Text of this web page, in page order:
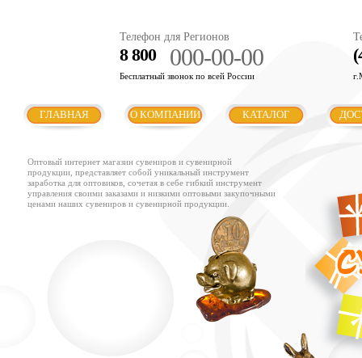
Телефон для Регионов
8 800 000-00-00
Бесплатный звонок по всей России
ГЛАВНАЯ О КОМПАНИИ КАТАЛОГ
Оптовый интернет магазин сувениров и сувенирной
продукции, представляет собой уникальный инструмент
заработка для оптовиков, сочетая в себе гибкий инструмент
управления своими заказами и низкими оптовыми закупочными
ценами наших сувениров и сувенирной продукции.